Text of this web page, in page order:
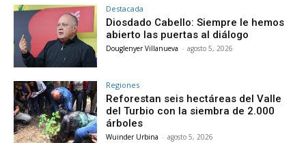
Destacada
Diosdado Cabello: Siempre le hemos
abierto las puertas al diálogo
Douglenyer Villanueva - agosto 5, 2026
Regiones
Reforestan seis hectáreas del Valle
del Turbio con la siembra de 2.000
árboles
Wuinder Urbina - agosto 5, 2026